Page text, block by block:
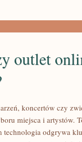
outlet
koncertów czy
miejsca i artystów.
technologia odgrywa